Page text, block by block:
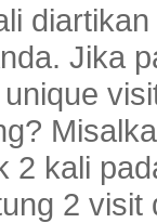
Jika
2 kali
2 visit